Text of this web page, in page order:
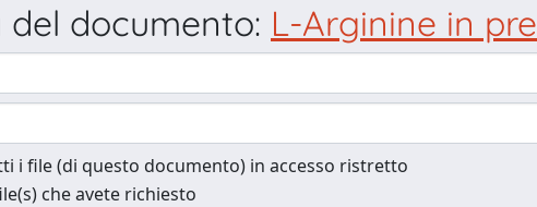
del documento: L-Arginine in
i file (di questo documento) in accesso ristretto
che avete richiesto